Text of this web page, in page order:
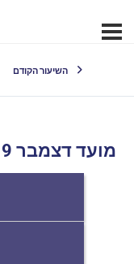
השיעור הקודם
מועד דצמבר 2019